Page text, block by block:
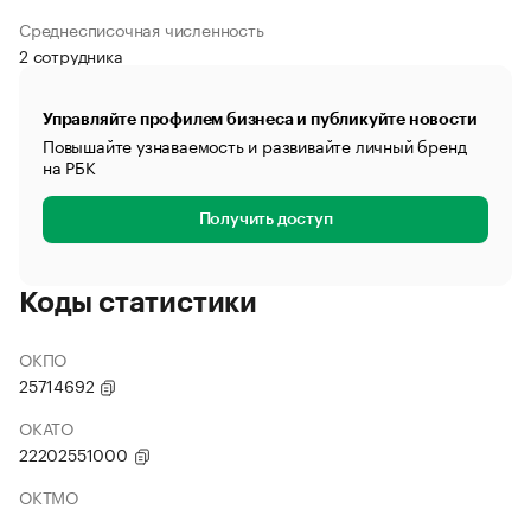
Среднесписочная численность
2 сотрудника
Управляйте профилем бизнеса и публикуйте новости
Повышайте узнаваемость и развивайте личный бренд
на РБК
Получить доступ
Коды статистики
ОКПО
25714692
ОКАТО
22202551000
ОКТМО